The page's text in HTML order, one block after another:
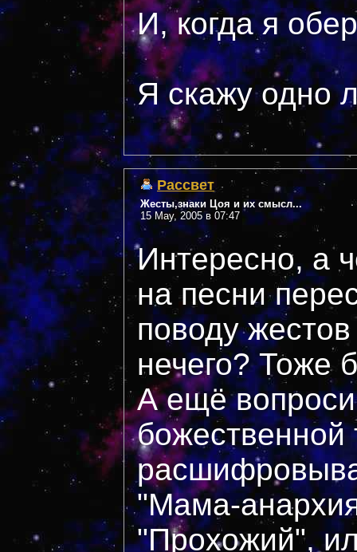
И, когда я
Я скажу одно
Рассвет
Жесты,знаки Цоя и их смысл...
15 May, 2005 в 07:47
Интересно, а
на песни
поводу
нечего? Тоже
А ещё
божественной
"Мама-
"Прохожий",